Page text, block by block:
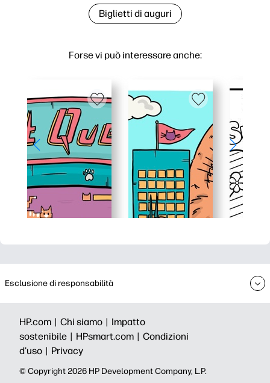
Forse vi può interessare anche:
Biglietti di auguri
Esclusione di responsabilità
HP.com | Chi siamo | Impatto
sostenibile | HPsmart.com | Condizioni
d'uso | Privacy
© Copyright 2026 HP Development Company, L.P.